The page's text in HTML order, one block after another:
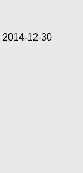
2014-12-30